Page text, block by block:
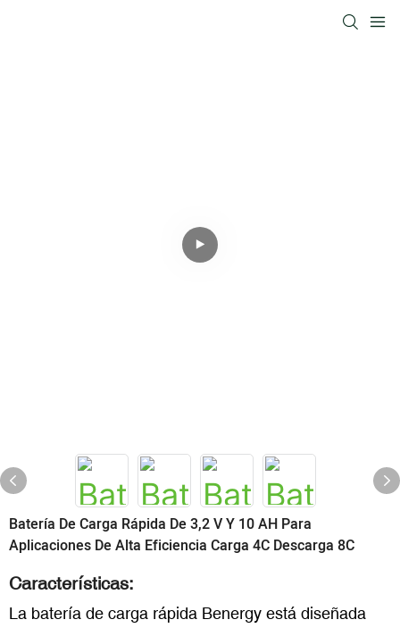
Batería De Carga Rápida De 3,2 V Y 10 AH Para
Aplicaciones De Alta Eficiencia Carga 4C Descarga 8C
Características:
La batería de carga rápida Benergy está diseñada